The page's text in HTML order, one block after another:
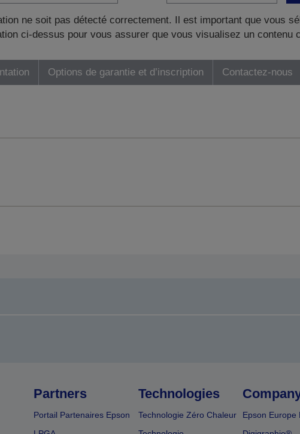
ne soit pas détecté correctement. Il est important que vous
ci-dessus pour vous assurer que vous visualisez un contenu
Options de garantie et d’inscription Contactez-nous
Partners
Portail Partenaires Epson
Technologies
Technologie Zéro Chaleur
Epson Europe